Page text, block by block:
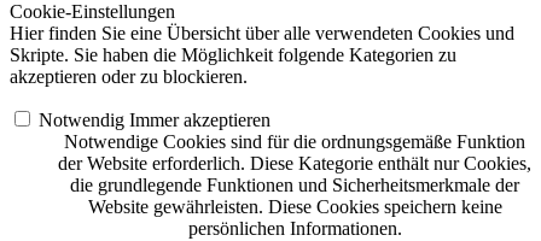
Cookie-Einstellungen
Hier finden Sie eine Übersicht über alle verwendeten Cookies und
Skripte. Sie haben die Möglichkeit folgende Kategorien zu
akzeptieren oder zu blockieren.
Notwendig Immer akzeptieren
Notwendige Cookies sind für die ordnungsgemäße Funktion
der Website erforderlich. Diese Kategorie enthält nur Cookies,
die grundlegende Funktionen und Sicherheitsmerkmale der
Website gewährleisten. Diese Cookies speichern keine
persönlichen Informationen.